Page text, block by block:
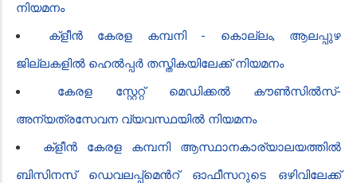
നിയമനം
ക്ളീൻ കേരള കമ്പനി - കൊല്ലം, ആലപ്പുഴ
ജില്ലകളിൽ ഹെൽപ്പർ തസ്തികയിലേക്ക് നിയമനം
​കേരള സ്റ്റേറ്റ് മെഡിക്കൽ കൗൺസിൽസ്-
അന്യത്രസേവന വ്യവസ്ഥയിൽ നിയമനം
ക്ളീൻ‍ കേരള കമ്പനി ആസ്ഥാനകാര്യാലയത്തിൽ
ബിസിനസ് ഡെവലപ്പ്മെൻ‍റ് ഓഫീസറുടെ ഒഴിവിലേക്ക്